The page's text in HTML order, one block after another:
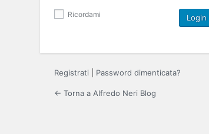
Ricordami
Registrati Password dimenticata?
← Torna a Alfredo Neri Blog